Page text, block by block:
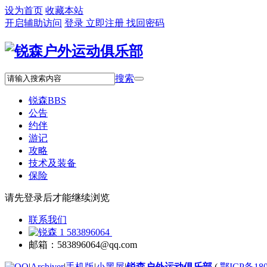
设为首页 收藏本站
开启辅助访问 登录 立即注册 找回密码
搜索
锐森BBS
公告
约伴
游记
攻略
技术及装备
保险
请先登录后才能继续浏览
联系我们
583896064
邮箱：583896064@qq.com